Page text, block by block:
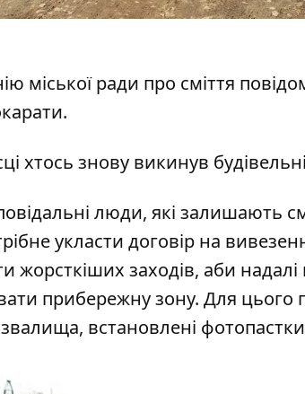
міської ради про сміття
хтось знову викинув
люди, які залишають
укласти договір на
жорсткіших заходів, аби
прибережну зону. Для цього
встановлені